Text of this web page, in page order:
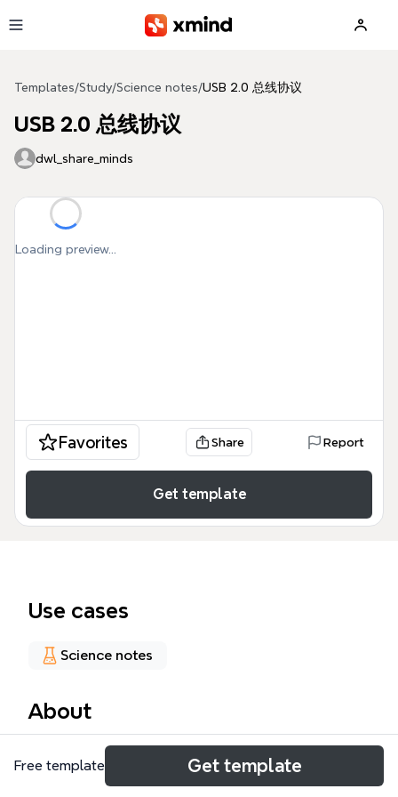
Templates/Study/Science notes/USB 2.0 总线协议
USB 2.0 总线协议
dwl_share_minds
Loading preview...
Favorites Share Report
Get template
Use cases
Science notes
About
USB 2.0 总线协议模板详细梳理了USB 2.0规范的核心
知识体系，涵盖USB通信机制、四种传输模式、协议简
Free template Get template